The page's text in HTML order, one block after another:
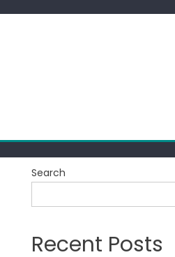
Search
Recent Posts